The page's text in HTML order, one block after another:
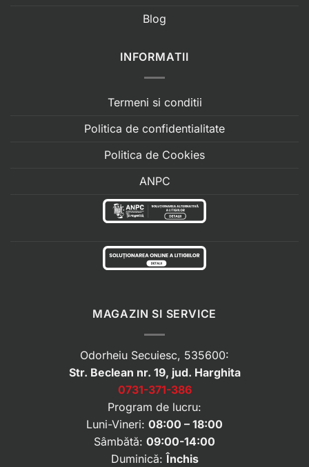
Blog
INFORMATII
Termeni si conditii
Politica de confidentialitate
Politica de Cookies
ANPC
MAGAZIN SI SERVICE
Odorheiu Secuiesc, 535600:
Str. Beclean nr. 19, jud. Harghita
0731-371-386
Program de lucru:
Luni-Vineri: 08:00 – 18:00
Sâmbătă: 09:00-14:00
Duminică: Închis